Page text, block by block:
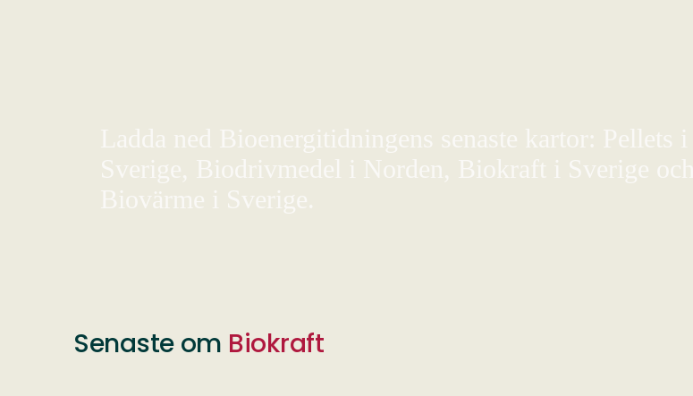
Ladda ned Bioenergitidningens senaste kartor: Pellets i
Sverige, Biodrivmedel i Norden, Biokraft i Sverige och
Biovärme i Sverige.
Senaste om Biokraft